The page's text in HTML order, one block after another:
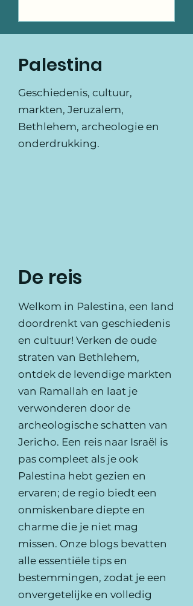
Palestina
Geschiedenis, cultuur,
markten, Jeruzalem,
Bethlehem, archeologie en
onderdrukking.
De reis
Welkom in Palestina, een land
doordrenkt van geschiedenis
en cultuur! Verken de oude
straten van Bethlehem,
ontdek de levendige markten
van Ramallah en laat je
verwonderen door de
archeologische schatten van
Jericho. Een reis naar Israël is
pas compleet als je ook
Palestina hebt gezien en
ervaren; de regio biedt een
onmiskenbare diepte en
charme die je niet mag
missen. Onze blogs bevatten
alle essentiële tips en
bestemmingen, zodat je een
onvergetelijke en volledig